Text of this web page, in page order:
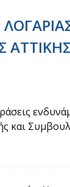
ΑΤΤΙΚΗΣ
και